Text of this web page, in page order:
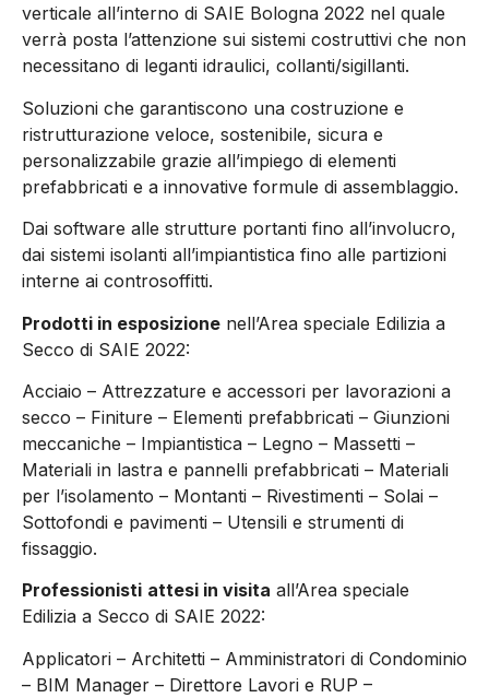
verticale all’interno di SAIE Bologna 2022 nel quale
verrà posta l’attenzione sui sistemi costruttivi che non
necessitano di leganti idraulici, collanti/sigillanti.
Soluzioni che garantiscono una costruzione e
ristrutturazione veloce, sostenibile, sicura e
personalizzabile grazie all’impiego di elementi
prefabbricati e a innovative formule di assemblaggio.
Dai software alle strutture portanti fino all’involucro,
dai sistemi isolanti all’impiantistica fino alle partizioni
interne ai controsoffitti.
Prodotti in esposizione nell’Area speciale Edilizia a
Secco di SAIE 2022:
Acciaio – Attrezzature e accessori per lavorazioni a
secco – Finiture – Elementi prefabbricati – Giunzioni
meccaniche – Impiantistica – Legno – Massetti –
Materiali in lastra e pannelli prefabbricati – Materiali
per l’isolamento – Montanti – Rivestimenti – Solai –
Sottofondi e pavimenti – Utensili e strumenti di
fissaggio.
Professionisti attesi in visita all’Area speciale
Edilizia a Secco di SAIE 2022:
Applicatori – Architetti – Amministratori di Condominio
– BIM Manager – Direttore Lavori e RUP –